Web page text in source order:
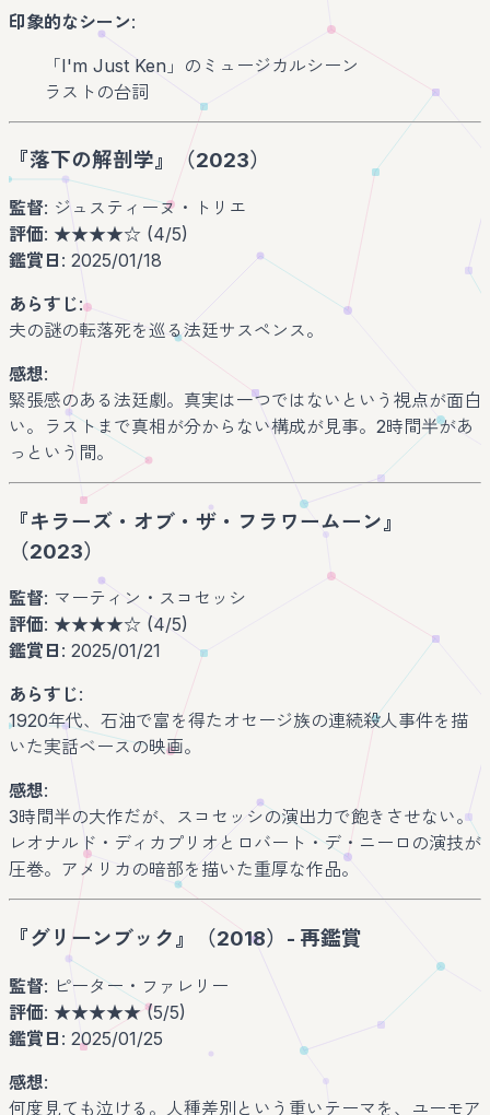
印象的なシーン:
「I'm Just Ken」のミュージカルシーン
ラストの台詞
『落下の解剖学』（2023）
監督: ジュスティーヌ・トリエ
評価: ★★★★☆ (4/5)
鑑賞日 : 2025/01/18
あらすじ:
夫の謎の転落死を巡る法廷サスペンス。
感想:
緊張感のある法廷劇。真実は一つではないという視点が面白
い。ラストまで真相が分からない構成が見事。2時間半があ
っという間。
『キラーズ・オブ・ザ・フラワームーン』
（2023）
監督: マーティン・スコセッシ
評価: ★★★★☆ (4/5)
鑑賞日 : 2025/01/21
あらすじ:
1920年代、石油で富を得たオセージ族の連続殺人事件を描
いた実話ベースの映画。
感想:
3時間半の大作だが、スコセッシの演出力で飽きさせない。
レオナルド・ディカプリオとロバート・デ・ニーロの演技が
圧巻。アメリカの暗部を描いた重厚な作品。
『グリーンブック』（2018）- 再鑑賞
監督: ピーター・ファレリー
評価: ★★★★★ (5/5)
鑑賞日 : 2025/01/25
感想:
何度見ても泣ける。人種差別という重いテーマを、ユーモア